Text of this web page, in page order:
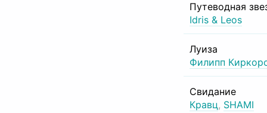
Путеводная
Idris & Leos
Луиза
Филипп
Свидание
Кравц, SHAMI